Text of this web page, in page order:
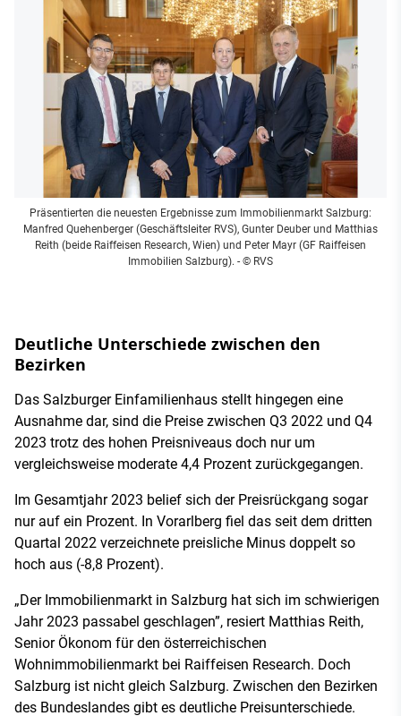
Präsentierten die neuesten Ergebnisse zum Immobilienmarkt Salzburg:
Manfred Quehenberger (Geschäftsleiter RVS), Gunter Deuber und Matthias
Reith (beide Raiffeisen Research, Wien) und Peter Mayr (GF Raiffeisen
Immobilien Salzburg). - © RVS
Deutliche Unterschiede zwischen den
Bezirken
Das Salzburger Einfamilienhaus stellt hingegen eine
Ausnahme dar, sind die Preise zwischen Q3 2022 und Q4
2023 trotz des hohen Preisniveaus doch nur um
vergleichsweise moderate 4,4 Prozent zurückgegangen.
Im Gesamtjahr 2023 belief sich der Preisrückgang sogar
nur auf ein Prozent. In Vorarlberg fiel das seit dem dritten
Quartal 2022 verzeichnete preisliche Minus doppelt so
hoch aus (-8,8 Prozent).
„Der Immobilienmarkt in Salzburg hat sich im schwierigen
Jahr 2023 passabel geschlagen”, resiert Matthias Reith,
Senior Ökonom für den österreichischen
Wohnimmobilienmarkt bei Raiffeisen Research. Doch
Salzburg ist nicht gleich Salzburg. Zwischen den Bezirken
des Bundeslandes gibt es deutliche Preisunterschiede.